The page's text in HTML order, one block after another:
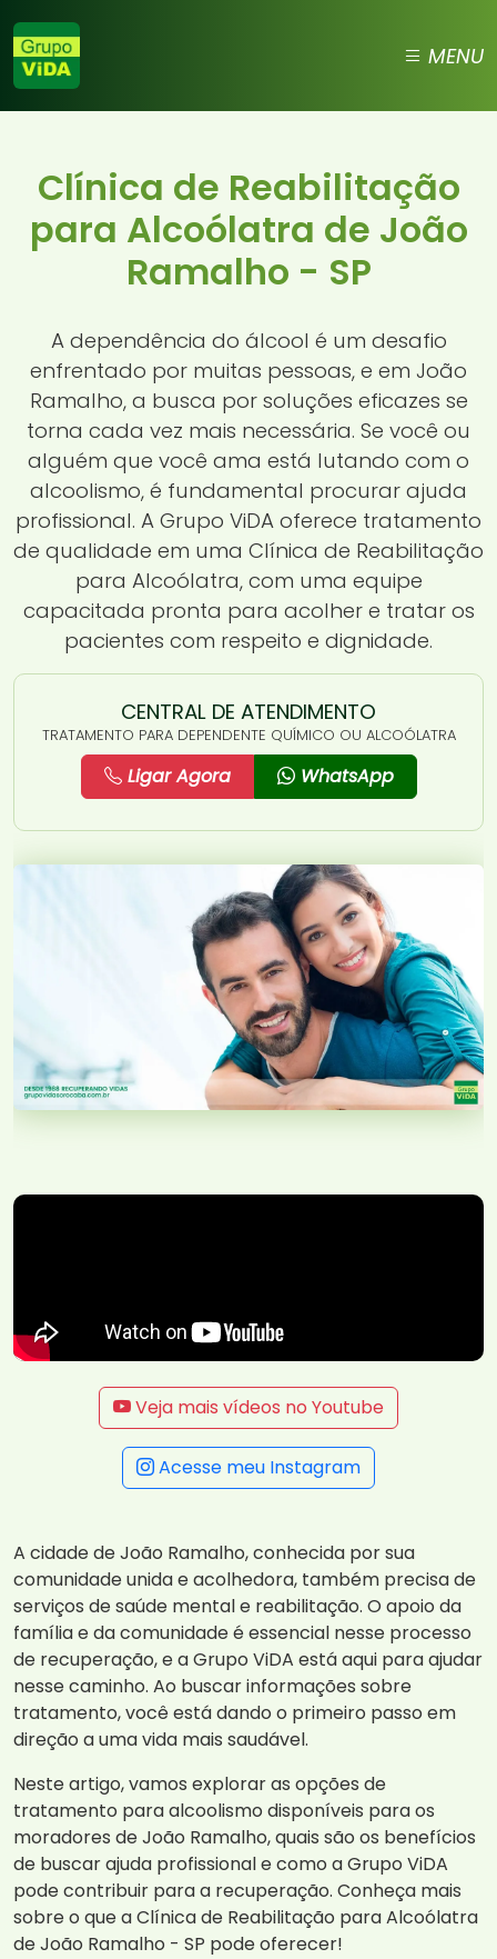
MENU
Clínica de Reabilitação
para Alcoólatra de João
Ramalho - SP
A dependência do álcool é um desafio
enfrentado por muitas pessoas, e em João
Ramalho, a busca por soluções eficazes se
torna cada vez mais necessária. Se você ou
alguém que você ama está lutando com o
alcoolismo, é fundamental procurar ajuda
profissional. A Grupo ViDA oferece tratamento
de qualidade em uma Clínica de Reabilitação
para Alcoólatra, com uma equipe
capacitada pronta para acolher e tratar os
pacientes com respeito e dignidade.
CENTRAL DE ATENDIMENTO
TRATAMENTO PARA DEPENDENTE QUÍMICO OU ALCOÓLATRA
Ligar Agora WhatsApp
Veja mais vídeos no Youtube
Acesse meu Instagram
A cidade de João Ramalho, conhecida por sua
comunidade unida e acolhedora, também precisa de
serviços de saúde mental e reabilitação. O apoio da
família e da comunidade é essencial nesse processo
de recuperação, e a Grupo ViDA está aqui para ajudar
nesse caminho. Ao buscar informações sobre
tratamento, você está dando o primeiro passo em
direção a uma vida mais saudável.
Neste artigo, vamos explorar as opções de
tratamento para alcoolismo disponíveis para os
moradores de João Ramalho, quais são os benefícios
de buscar ajuda profissional e como a Grupo ViDA
pode contribuir para a recuperação. Conheça mais
sobre o que a Clínica de Reabilitação para Alcoólatra
de João Ramalho - SP pode oferecer!